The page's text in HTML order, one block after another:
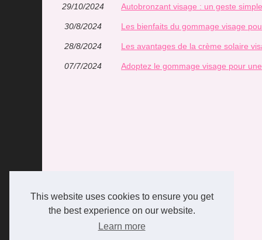
This website uses cookies to ensure you get
the best experience on our website.
Learn more
29/10/2024 Autobronzant visage : un geste
30/8/2024 Les bienfaits du gommage visage
28/8/2024 Les avantages de la crème solaire
07/7/2024 Adoptez le gommage visage pour